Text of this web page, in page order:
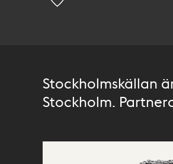
Stockholmskällan
Stockholm.